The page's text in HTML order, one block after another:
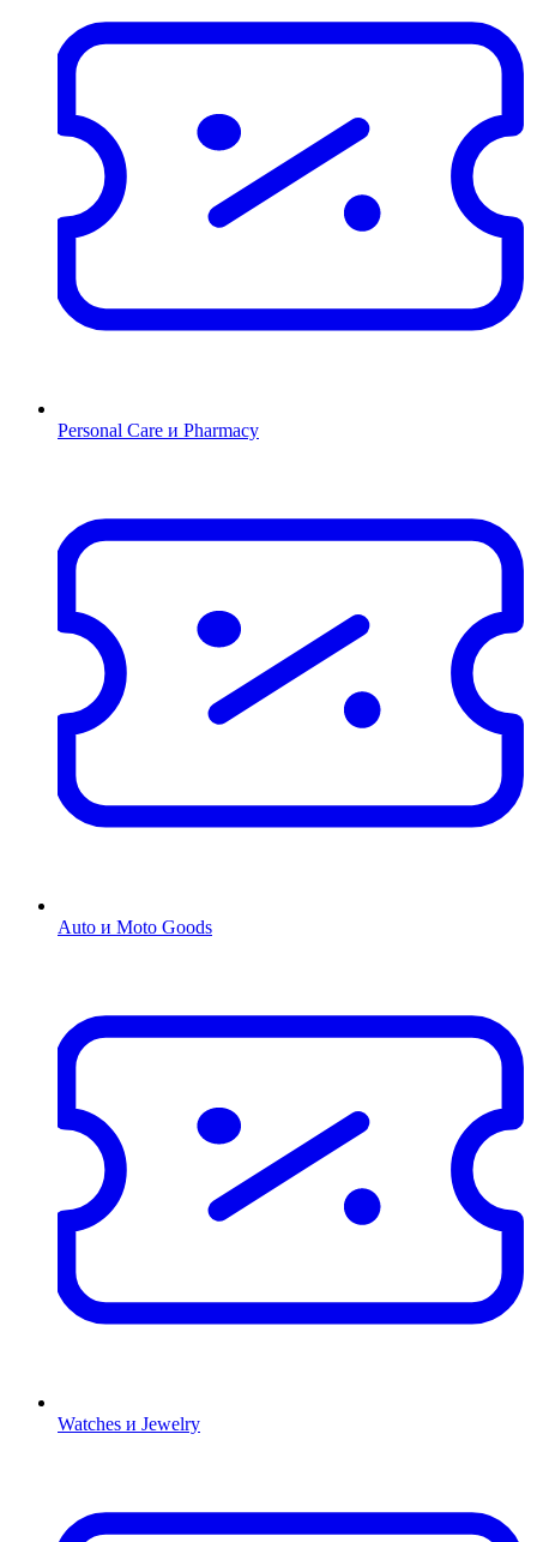
Personal Care и Pharmacy
Auto и Moto Goods
Watches и Jewelry